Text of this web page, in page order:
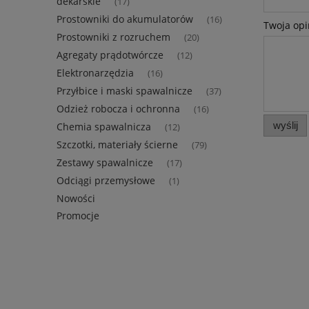
Prostowniki do akumulatorów (16)
Prostowniki z rozruchem (20)
Agregaty prądotwórcze (12)
Elektronarzędzia (16)
Przyłbice i maski spawalnicze (37)
Odzież robocza i ochronna (16)
Chemia spawalnicza (12)
Szczotki, materiały ścierne (79)
Zestawy spawalnicze (17)
Odciągi przemysłowe (1)
Nowości
Promocje
Twoja
wyślij